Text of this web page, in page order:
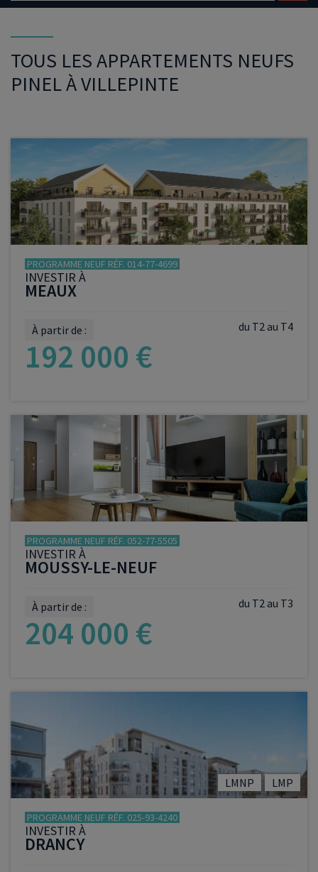
TOUS LES APPARTEMENTS NEUFS
PINEL À VILLEPINTE
PROGRAMME NEUF RÉF. 014-77-4699
INVESTIR À
MEAUX
du T2 au T4
À partir de :
192 000 €
VOIR LE PROGRAMME
PROGRAMME NEUF RÉF. 052-77-5505
INVESTIR À
MOUSSY-LE-NEUF
du T2 au T3
À partir de :
204 000 €
LMNP LMP
PROGRAMME NEUF RÉF. 025-93-4240
INVESTIR À
DRANCY